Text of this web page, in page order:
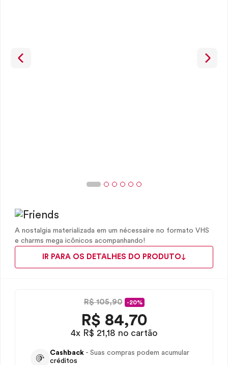
A nostalgia materializada em um nécessaire no formato VHS
e charms mega icônicos acompanhando!
IR PARA OS DETALHES DO PRODUTO
R$ 105,90 -20%
R$ 84,70
4x R$ 21,18 no cartão
Cashback - Suas compras podem acumular
créditos